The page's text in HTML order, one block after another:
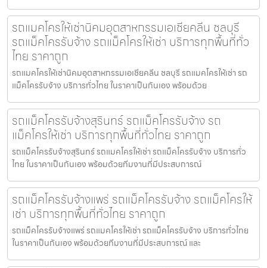
รถแมคโครให้เช่านิคมอุตสาหกรรมเอเชียคลีน ชลบุรี
รถแม็คโครรับจ้าง รถแม็คโครให้เช่า บริการทุกพื้นที่ทั่ว
ไทย ราคาถูก
รถแมคโครให้เช่านิคมอุตสาหกรรมเอเชียคลีน ชลบุรี รถแมคโครให้เช่า รถ
แม็คโครรับจ้าง บริการทั่วไทย ในราคาเป็นกันเอง พร้อมด้วย
รถแม็คโครรับจ้างสุรินทร์ รถแม็คโครรับจ้าง รถ
แม็คโครให้เช่า บริการทุกพื้นที่ทั่วไทย ราคาถูก
รถแม็คโครรับจ้างสุรินทร์ รถแมคโครให้เช่า รถแม็คโครรับจ้าง บริการทั่ว
ไทย ในราคาเป็นกันเอง พร้อมด้วยทีมงานที่มีประสบการณ์
รถแม็คโครรับจ้างแพร่ รถแม็คโครรับจ้าง รถแม็คโครให้
เช่า บริการทุกพื้นที่ทั่วไทย ราคาถูก
รถแม็คโครรับจ้างแพร่ รถแมคโครให้เช่า รถแม็คโครรับจ้าง บริการทั่วไทย
ในราคาเป็นกันเอง พร้อมด้วยทีมงานที่มีประสบการณ์ และ